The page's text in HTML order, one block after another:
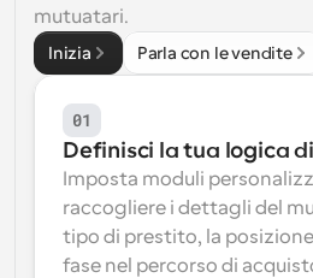
Riunioni Instantanee
Incontrare i clienti in pochi
Link di Gruppo Dinamico
Prenota senza sforzo riunioni
Webhook
Ricevi una notifica quando
mutuatari.
Inizia Parla con le vendite
01
Definisci la tua logica
Imposta moduli
raccogliere i dettagli del
tipo di prestito, la
fase nel percorso di